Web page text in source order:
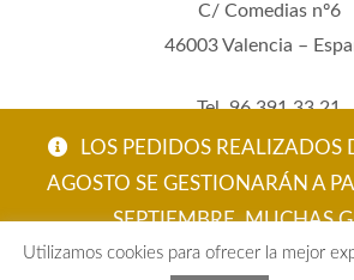
LOS PEDIDOS REALIZADOS
AGOSTO SE GESTIONARÁN A
SEPTIEMBRE. MUCHAS
ACEPTAR
C/ Comedias nº6
46003 Valencia –
Tel. 96 391 33 21
Mov. 620 123 461
Utilizamos cookies para ofrecer la mejor